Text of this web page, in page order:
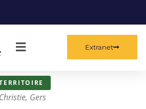
Extranet
Gers